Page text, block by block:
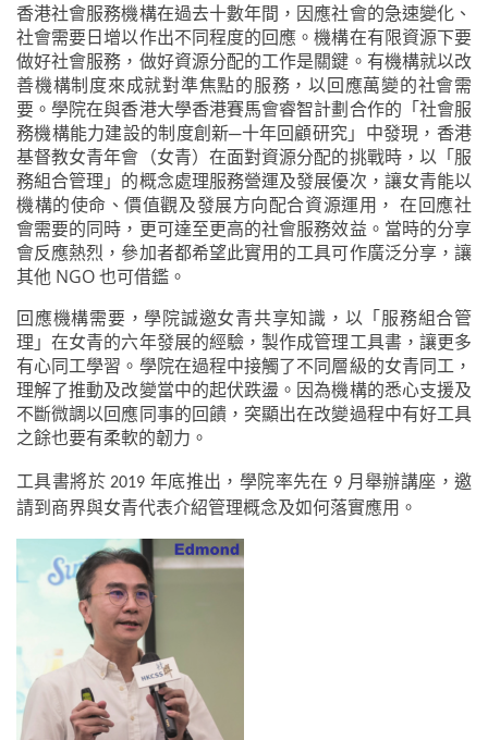
香港社會服務機構在過去十數年間，因應社會的急速變化、
社會需要日增以作出不同程度的回應。機構在有限資源下要
做好社會服務，做好資源分配的工作是關鍵。有機構就以改
善機構制度來成就對準焦點的服務，以回應萬變的社會需
要。學院在與香港大學香港賽馬會睿智計劃合作的「社會服
務機構能力建設的制度創新─十年回顧研究」中發現，香港
基督教女青年會（女青）在面對資源分配的挑戰時，以「服
務組合管理」的概念處理服務營運及發展優次，讓女青能以
機構的使命、價值觀及發展方向配合資源運用， 在回應社
會需要的同時，更可達至更高的社會服務效益。當時的分享
會反應熱烈，參加者都希望此實用的工具可作廣泛分享，讓
其他 NGO 也可借鑑。
回應機構需要，學院誠邀女青共享知識，以「服務組合管
理」在女青的六年發展的經驗，製作成管理工具書，讓更多
有心同工學習。學院在過程中接觸了不同層級的女青同工，
理解了推動及改變當中的起伏跌盪。因為機構的悉心支援及
不斷微調以回應同事的回饋，突顯出在改變過程中有好工具
之餘也要有柔軟的韌力 。
工具書將於 2019 年底推出，學院率先在 9 月舉辦講座，邀
請到商界與女青代表介紹管理概念及如何落實應用。